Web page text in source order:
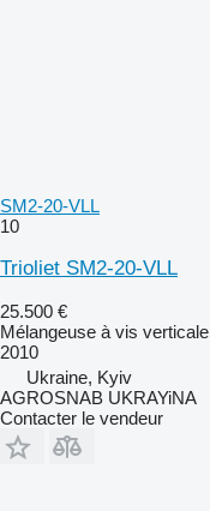
SM2-20-VLL
10
Trioliet SM2-20-VLL
25.500 €
Mélangeuse à vis verticale
2010
Ukraine, Kyiv
AGROSNAB UKRAYiNA
Contacter le vendeur